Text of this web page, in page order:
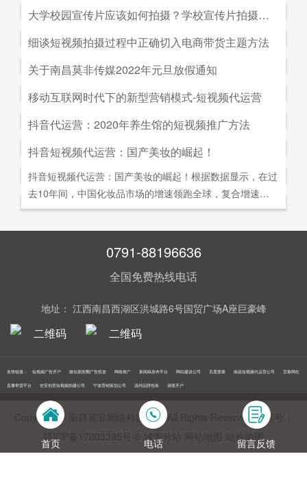
而事实上，正是因为公司规模小，才需要通过一个企业形象
片的包装，给经销商客户等以信心。
何选择抖音代运营公司呢，首先我们要先了解抖音代运营的
主要工作有哪些，抖音代运营公司会帮助我们做什么，什么
是我们自己做不到的，随着抖音的流行，抖音代运营的发展
前景是非常好的。
直播+短视频，新模式新机遇，南昌莫非传媒全域营销平台
会对市场营销造成深远的影响，引领企业走向下一场变革。
2G时代，消费者实现了通讯的自由；3G时代，视频通话和
移动数据技术的兴起推动了智能手机的发展；到了4G技术
的普及，成为了视频流媒体、移动应用和程序化广告发展的
信息的接收已经从图文时代转向了视听时代，而营销方式也
从单一的PC搜索引擎向多媒体、多领域转移，短视频、直
大学校园宣传片应该如何拍摄？学校宣传片拍摄出来有哪些作用？
大学校园宣传片应该如何拍摄？学校宣传片拍摄出来有哪些
始陆续的展开，而为了配合更好的招生进行学校文化建设，
都会拍摄一些大学宣传片来吸引更多学生，进而达到校园招
生的目的。那么，大学宣传片如何拍摄呢？有哪些作用？下
面小编就来为大家简单介绍一下。
细谈短视频拍摄过程中正确切入电商带货主题方法
细谈短视频拍摄过程中正确切入电商带货主题方法。短视频
一是创建自己的个人IP品牌,比如李子柒；二是创建代表生
活方式的品牌, 比如“一条”。前者就是基于达人的影响力创
建品牌,以IP名为品牌名,以达人为 品牌背书,这种模式其实更
像粉丝经济。普通用户受短视频内容的吸引 成为达人的粉
丝,进而成为产生实际购买行为的用户。实践证明,只要 IP足
够打动人心,他们就能爆发出巨大的影响力。以李子柒为例,
李子柒凭借短视频积累了千万粉丝,后在淘宝平台开设店铺,
关于南昌莫非传媒2022年元旦放假通知
关于南昌莫非传媒2022年元旦放假通知.元旦：1月1日（星
月4日（星期二）上班。在此期间，如果您有需要我们提供
服务的地方可直接在网站留言板块进行留言，上班后，我们
会及时回复；如有紧急事项可拨打0791-88196636进行咨
询。
移动互联网时代下的新型营销模式-短视频代运营
移动互联网时代下的新型营销模式-短视频代运营。创意营
的含义发生了新的变化，是以创意表达的内容为连接的、以
社交分享和算法匹配为，主要传播信道的用户参与共创的新
型整合营销模式。
抖音代运营：2020年养生馆的短视频推广方法
抖音代运营：2020年养生馆的短视频推广方法.南昌莫非文
告及网络营销领域的公司，是国内领先的一站式全网营销推
广创新型服务平台。主营：蓝V认证，抖音，快手短视频代
理，搜索引擎营销，关键词优化，网站建设，SEO网站优
化，SEM竞价优化，小程序制作，网络推广，网络营销，
设计，LOGO设计，口碑优化，品牌形象设计，获客推广，
网站定制，APP开发，软件制作，网络公关，网站推广，海
告等等业务！在江西更多人选择南昌莫非传媒！
抖音短视频代运营：国产美妆的崛起！
抖音短视频代运营：国产美妆的崛起！根据数据显示，在过
去10年间，中国化妆品市场的增速领跑全球，复合增速达9.
5%。庞大的市场让国产美妆迅速崛起，其中，完美日记一
0791-88196636
全国免费热线电话
地址： 江西南昌西湖区洪城路6号国贸广场A座巨豪峰
友情链接： 短视频广告开户 微信朋友圈广告投放 网络推广 新闻稿发布平台 网站建设公司 百度搜索 南昌短视频代运营公司 宜春网红
直播带货平台 吉安创意短视频拍摄公司 宁波营销策划公司 温州品牌包装 港股开户
Copyright © 南昌莫非网络科技公司 All Rights Reserved 备案号：
赣ICP备17003395号‍-6
城市分站 站长地图
首页 电话 留言反馈